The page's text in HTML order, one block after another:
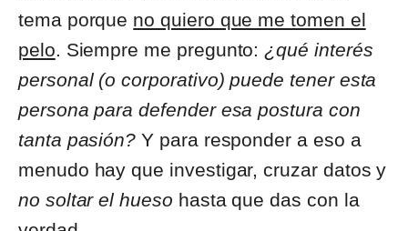
tema porque no quiero que me tomen el
pelo. Siempre me pregunto: ¿qué interés
personal (o corporativo) puede tener esta
persona para defender esa postura con
tanta pasión? Y para responder a eso a
menudo hay que investigar, cruzar datos y
no soltar el hueso hasta que das con la